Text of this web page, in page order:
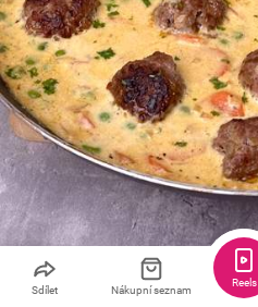
Uložit
Sdílet Nákupní seznam
Reels